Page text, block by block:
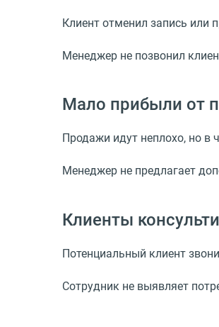
Клиент отменил запись или
Менеджер не позвонил
Мало прибыли от
Продажи идут неплохо, но в
Менеджер не предлагает
Клиенты
Потенциальный клиент
Сотрудник не выявляет